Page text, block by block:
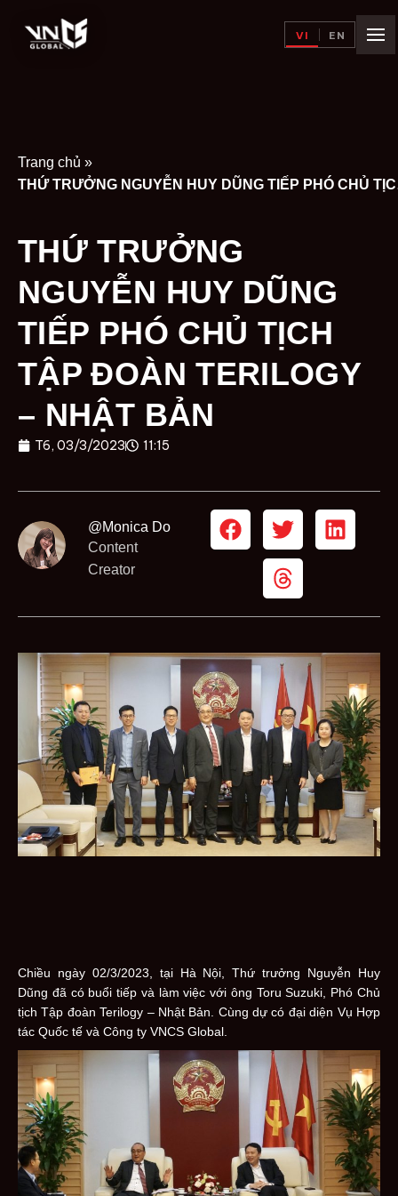
Trang chủ »
THỨ
THỨ TRƯỞNG
NGUYỄN HUY DŨNG
TIẾP PHÓ CHỦ TỊCH
TẬP ĐOÀN TERILOGY
– NHẬT BẢN
T6, 03/3/2023 11:15
@Monica Do
Content
Creator
Chiều ngày 02/3/2023, tại Hà Nội, Thứ trưởng Nguyễn Huy
Dũng đã có buổi tiếp và làm việc với ông Toru Suzuki, Phó Chủ
tịch Tập đoàn Terilogy – Nhật Bản. Cùng dự có đại diện Vụ Hợp
tác Quốc tế và Công ty VNCS Global.
VI EN